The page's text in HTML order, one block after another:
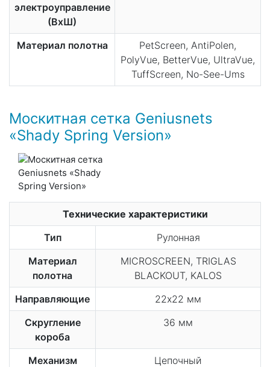
электроуправление
(ВхШ)
Материал полотна
PetScreen, AntiPolen,
PolyVue, BetterVue, UltraVue,
TuffScreen, No-See-Ums
Москитная сетка Geniusnets
«Shady Spring Version»
Технические характеристики
Тип
Рулонная
Материал
полотна
MICROSCREEN, TRIGLAS
BLACKOUT, KALOS
Направляющие
22х22 мм
Скругление
короба
36 мм
Механизм
Цепочный